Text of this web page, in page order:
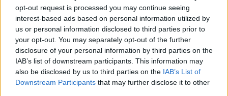
opt-out request is processed you may continue seeing
interest-based ads based on personal information utilized by
us or personal information disclosed to third parties prior to
your opt-out. You may separately opt-out of the further
disclosure of your personal information by third parties on the
IAB’s list of downstream participants. This information may
also be disclosed by us to third parties on the IAB’s List of
Downstream Participants that may further disclose it to other